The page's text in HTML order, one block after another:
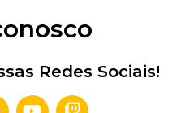
Redes Sociais!